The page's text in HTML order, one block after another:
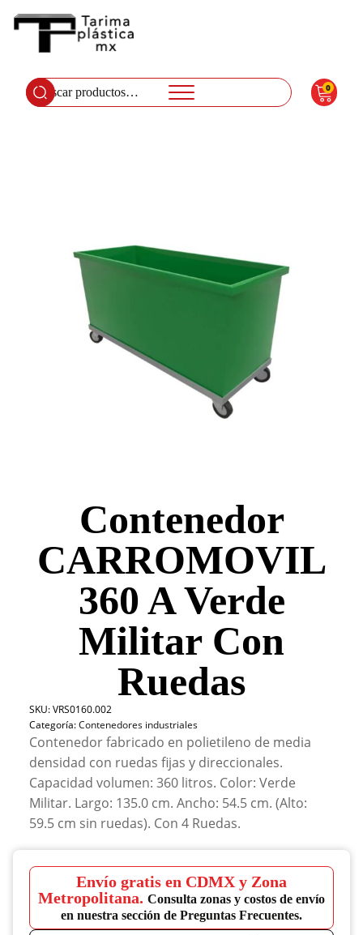
Buscar
por:
0
Contenedor
CARROMOVIL
360 A Verde
Militar Con
Ruedas
SKU:VRS0160.002
Categoría:Contenedores industriales
Contenedor fabricado en polietileno de media
densidad con ruedas fijas y direccionales.
Capacidad volumen: 360 litros. Color: Verde
Militar. Largo: 135.0 cm. Ancho: 54.5 cm. (Alto:
59.5 cm sin ruedas). Con 4 Ruedas.
Envío gratis en CDMX y Zona
Metropolitana. Consulta zonas y costos de envío
en nuestra sección de Preguntas Frecuentes.